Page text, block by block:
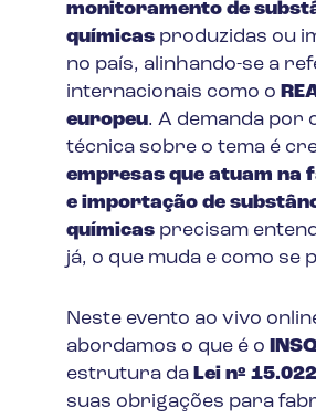
monitoramento de
químicas produzidas ou
no país, alinhando-se a
internacionais como o
europeu. A demanda por
técnica sobre o tema é
empresas que atuam na
e importação de
químicas precisam
já, o que muda e como se
Neste evento ao vivo
abordamos o que é o
estrutura da Lei nº
suas obrigações para